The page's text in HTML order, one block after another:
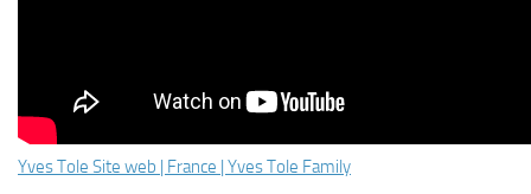
Yves Tole Site web | France | Yves Tole Family